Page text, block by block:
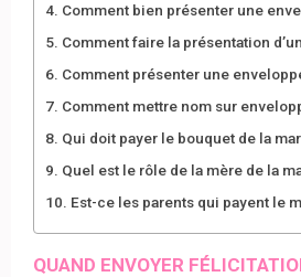
Comment bien présenter une
Comment faire la présentation
Comment présenter une
Comment mettre nom sur
Qui doit payer le bouquet de la
Quel est le rôle de la mère de la
Est-ce les parents qui payent le
QUAND ENVOYER